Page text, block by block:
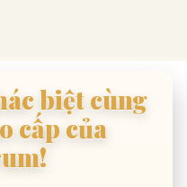
biệt cùng
cấp của